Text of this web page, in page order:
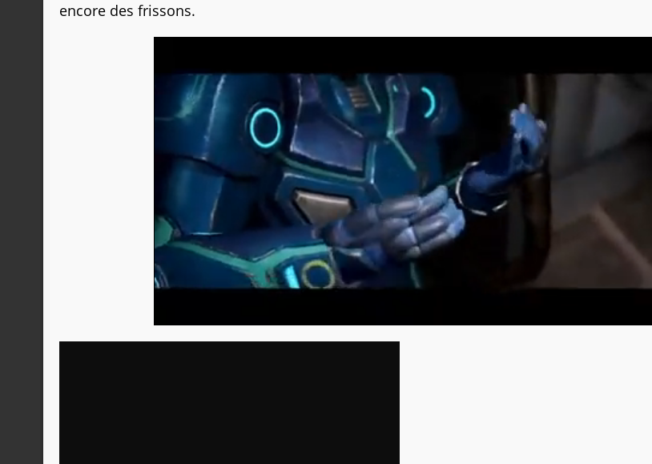
encore des frissons.